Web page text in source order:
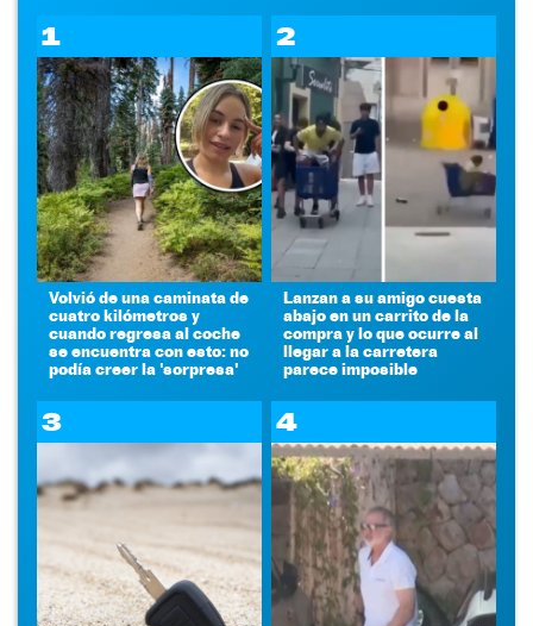
1
Volvió de una caminata de
cuatro kilómetros y
cuando regresa al coche
se encuentra con esto: no
podía creer la 'sorpresa'
2
Lanzan a su amigo cuesta
abajo en un carrito de la
compra y lo que ocurre al
llegar a la carretera
parece imposible
3 4